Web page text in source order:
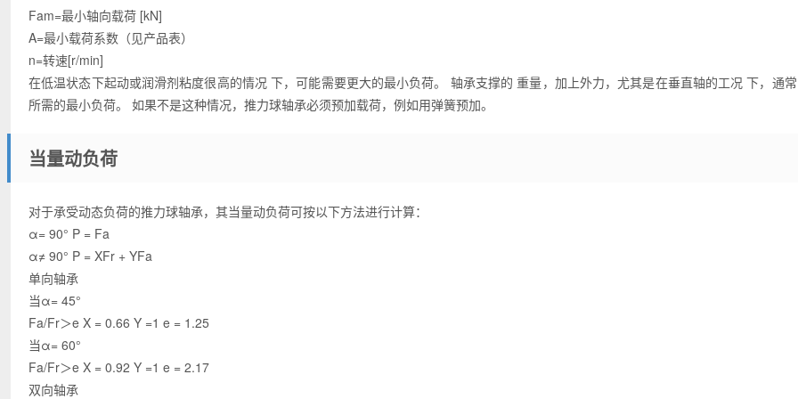
Fam=最小轴向载荷 [kN]
A=最小载荷系数（见产品表）
n=转速[r/min]
在低温状态下起动或润滑剂粘度很高的情况 下，可能需要更大的最小负荷。 轴承支撑的 重量，加上外力，尤其是在垂直轴的工况 下，通
所需的最小负荷。 如果不是这种情况，推力球轴承必须预加载荷，例如用弹簧预加。
当量动负荷
对于承受动态负荷的推力球轴承，其当量动负荷可按以下方法进行计算：
α= 90° P = Fa
α≠ 90° P = XFr + YFa
单向轴承
当α= 45°
Fa/Fr＞e X = 0.66 Y =1 e = 1.25
当α= 60°
Fa/Fr＞e X = 0.92 Y =1 e = 2.17
双向轴承